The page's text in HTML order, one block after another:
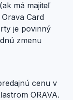
má majiteľ
Card
je povinný
zmenu
cenu v
ORAVA.